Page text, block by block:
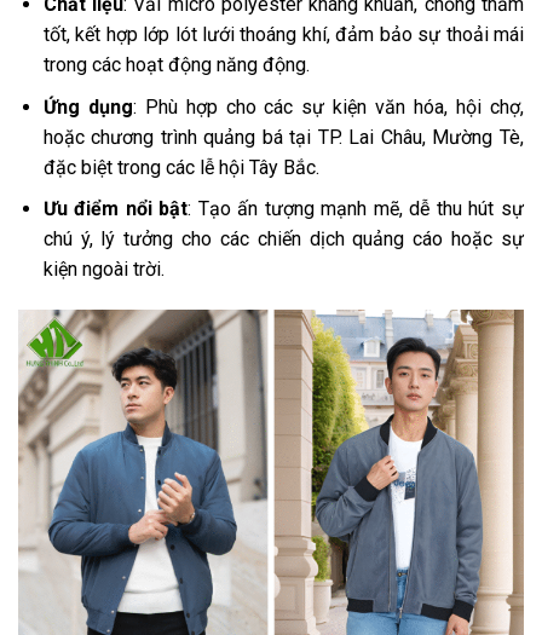
tốt, kết hợp lớp lót lưới thoáng khí, đảm bảo sự thoải mái
trong các hoạt động năng động.
Ứng dụng: Phù hợp cho các sự kiện văn hóa, hội chợ,
hoặc chương trình quảng bá tại TP. Lai Châu, Mường Tè,
đặc biệt trong các lễ hội Tây Bắc.
Ưu điểm nổi bật: Tạo ấn tượng mạnh mẽ, dễ thu hút sự
chú ý, lý tưởng cho các chiến dịch quảng cáo hoặc sự
kiện ngoài trời.